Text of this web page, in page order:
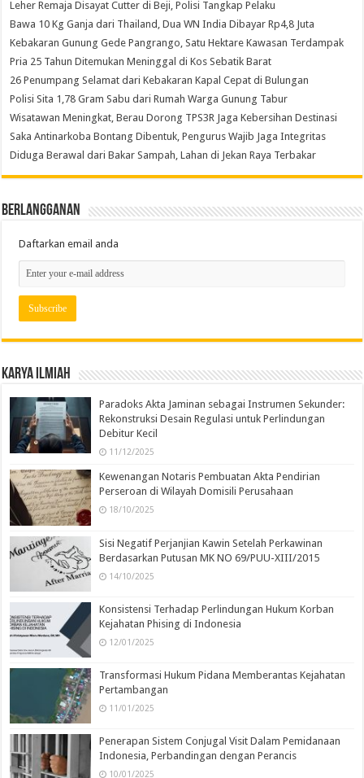
Leher Remaja Disayat Cutter di Beji, Polisi Tangkap Pelaku
Bawa 10 Kg Ganja dari Thailand, Dua WN India Dibayar Rp4,8 Juta
Kebakaran Gunung Gede Pangrango, Satu Hektare Kawasan Terdampak
Pria 25 Tahun Ditemukan Meninggal di Kos Sebatik Barat
26 Penumpang Selamat dari Kebakaran Kapal Cepat di Bulungan
Polisi Sita 1,78 Gram Sabu dari Rumah Warga Gunung Tabur
Wisatawan Meningkat, Berau Dorong TPS3R Jaga Kebersihan Destinasi
Saka Antinarkoba Bontang Dibentuk, Pengurus Wajib Jaga Integritas
Diduga Berawal dari Bakar Sampah, Lahan di Jekan Raya Terbakar
Berlangganan
Daftarkan email anda
Karya Ilmiah
Paradoks Akta Jaminan sebagai Instrumen Sekunder:
Rekonstruksi Desain Regulasi untuk Perlindungan
Debitur Kecil
11/12/2025
Kewenangan Notaris Pembuatan Akta Pendirian
Perseroan di Wilayah Domisili Perusahaan
18/10/2025
Sisi Negatif Perjanjian Kawin Setelah Perkawinan
Berdasarkan Putusan MK NO 69/PUU-XIII/2015
14/10/2025
Konsistensi Terhadap Perlindungan Hukum Korban
Kejahatan Phising di Indonesia
12/01/2025
Transformasi Hukum Pidana Memberantas Kejahatan
Pertambangan
11/01/2025
Penerapan Sistem Conjugal Visit Dalam Pemidanaan
Indonesia, Perbandingan dengan Perancis
10/01/2025